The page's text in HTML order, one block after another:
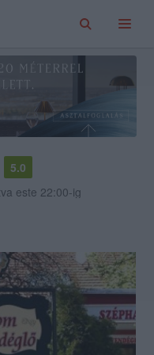
5.0
este 22:00-ig